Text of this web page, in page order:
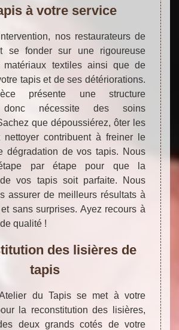
à votre service
nos restaurateurs de
se fonder sur une rigoureuse
matériaux textiles ainsi que de
tapis et de ses détériorations.
présente une structure
donc nécessite des soins
que dépoussiérez, ôter les
nettoyer contribuent à freiner le
dégradation de vos tapis. Nous
par étape pour que la
vos tapis soit parfaite. Nous
assurer de meilleurs résultats à
sans surprises. Ayez recours à
qualité !
des lisières de
tapis
Atelier du Tapis se met à votre
la reconstitution des lisières,
deux grands cotés de votre